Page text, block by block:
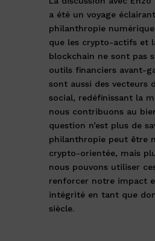
a été un voyage
philanthropie
que les crypto-actifs et
blockchain ne sont pas
outils financiers avant-
sont aussi des vecteurs
social, redéfinissant la
nous contribuons au
question n’est plus de
philanthropie peut être
crypto-orientée, mais
nous pouvons utiliser
renforcer notre impact
intégrité en tant que
siècle.